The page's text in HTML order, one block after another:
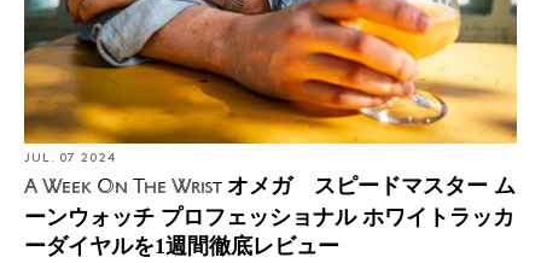
JUL. 07 2024
A Week On The Wrist オメガ スピードマスター ム
ーンウォッチ プロフェッショナル ホワイトラッカ
ーダイヤルを1週間徹底レビュー